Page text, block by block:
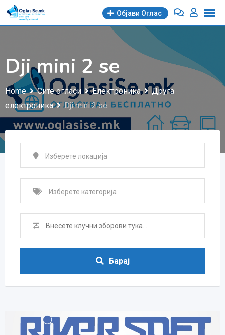
Skip
Објави Oглас
Dji mini 2 se
Home Сите огласи Електроника
Друга
електроника
Dji mini 2 se
Барај